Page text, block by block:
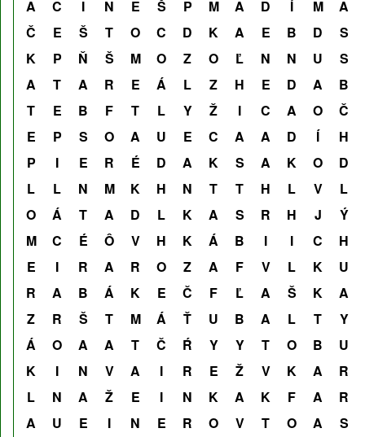
A
C I N E Š P M A D Í M
A
Č
E Š T O C D K A E B D
S
K
P Ň Š M O Z O Ľ N N U
S
A
T A R E Á L Z H E D A
B
T
E B F T L Y Ž I C A O
Č
E
P S O A U E C A A D Í
H
P
I E R É D A K S A K O
D
L
L N M K H N T T H L V
L
O
Á T A D L K A S R H J
Ý
M
C É Ô V H K Á B I I C
H
E
I R A R O Z A F V L K
U
R
A B Á K E Č F Ľ A Š K
A
Z
R Š T M Á Ť U B A L T
Y
Á
O A A T Č Ŕ Y Y T O B
U
K
I N V A I R E Ž V K A
R
L
N A Ž E I N K A K F A
R
A
U E I N E R O V T O A
S